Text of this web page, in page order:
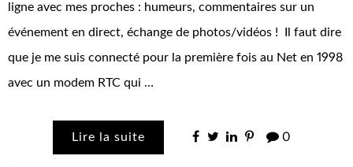
ligne avec mes proches : humeurs, commentaires sur un
événement en direct, échange de photos/vidéos ! Il faut dire
que je me suis connecté pour la première fois au Net en 1998
avec un modem RTC qui …
Lire la suite 0